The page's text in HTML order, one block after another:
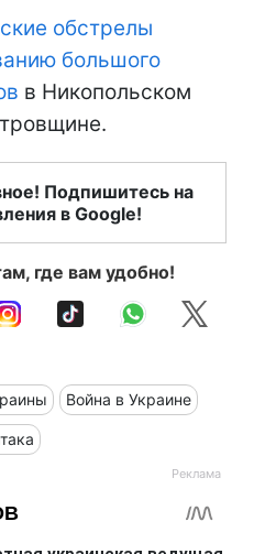
обстрелы
большого
в Никопольском
Подпишитесь на
в Google!
где вам удобно!
Война в Украине